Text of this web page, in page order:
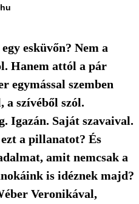
esküvőn? Nem a
Hanem attól a pár
egymással szemben
a szívéből szól.
Igazán. Saját szavaival.
a pillanatot? És
amit nemcsak a
is idéznek majd?
Veronikával,